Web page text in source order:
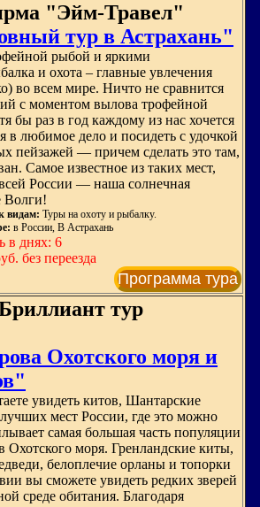
"Эйм-Травел"
тур в Астрахань"
рыбой и яркими
и охота – главные увлечения
во всем мире. Ничто не сравнится
с моментом вылова трофейной
бы раз в год каждому из нас хочется
в любимое дело и посидеть с удочкой
пейзажей — причем сделать это там,
Самое известное из таких мест,
России — наша солнечная
Волги!
видам: Туры на охоту и рыбалку.
в России, В Астрахань
в днях: 6
без переезда
Программа тура
тур
Охотского моря и
увидеть китов, Шантарские
мест России, где это можно
самая большая часть популяции
Охотского моря. Гренландские киты,
белоплечие орланы и топорки
вы сможете увидеть редких зверей
среде обитания. Благодаря